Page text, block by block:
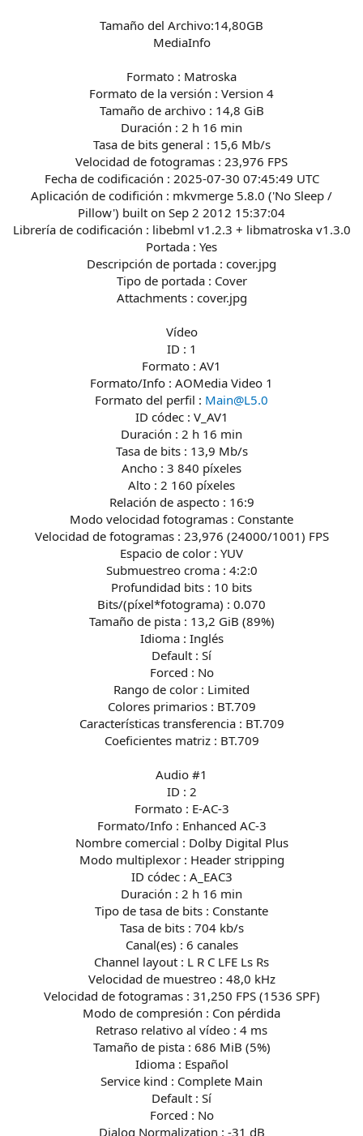
Tamaño del Archivo:14,80GB
MediaInfo
Formato : Matroska
Formato de la versión : Version 4
Tamaño de archivo : 14,8 GiB
Duración : 2 h 16 min
Tasa de bits general : 15,6 Mb/s
Velocidad de fotogramas : 23,976 FPS
Fecha de codificación : 2025-07-30 07:45:49 UTC
Aplicación de codifición : mkvmerge 5.8.0 ('No Sleep /
Pillow') built on Sep 2 2012 15:37:04
Librería de codificación : libebml v1.2.3 + libmatroska v1.3.0
Portada : Yes
Descripción de portada : cover.jpg
Tipo de portada : Cover
Attachments : cover.jpg
Vídeo
ID : 1
Formato : AV1
Formato/Info : AOMedia Video 1
Formato del perfil : Main@L5.0
ID códec : V_AV1
Duración : 2 h 16 min
Tasa de bits : 13,9 Mb/s
Ancho : 3 840 píxeles
Alto : 2 160 píxeles
Relación de aspecto : 16:9
Modo velocidad fotogramas : Constante
Velocidad de fotogramas : 23,976 (24000/1001) FPS
Espacio de color : YUV
Submuestreo croma : 4:2:0
Profundidad bits : 10 bits
Bits/(píxel*fotograma) : 0.070
Tamaño de pista : 13,2 GiB (89%)
Idioma : Inglés
Default : Sí
Forced : No
Rango de color : Limited
Colores primarios : BT.709
Características transferencia : BT.709
Coeficientes matriz : BT.709
Audio #1
ID : 2
Formato : E-AC-3
Formato/Info : Enhanced AC-3
Nombre comercial : Dolby Digital Plus
Modo multiplexor : Header stripping
ID códec : A_EAC3
Duración : 2 h 16 min
Tipo de tasa de bits : Constante
Tasa de bits : 704 kb/s
Canal(es) : 6 canales
Channel layout : L R C LFE Ls Rs
Velocidad de muestreo : 48,0 kHz
Velocidad de fotogramas : 31,250 FPS (1536 SPF)
Modo de compresión : Con pérdida
Retraso relativo al vídeo : 4 ms
Tamaño de pista : 686 MiB (5%)
Idioma : Español
Service kind : Complete Main
Default : Sí
Forced : No
Dialog Normalization : -31 dB